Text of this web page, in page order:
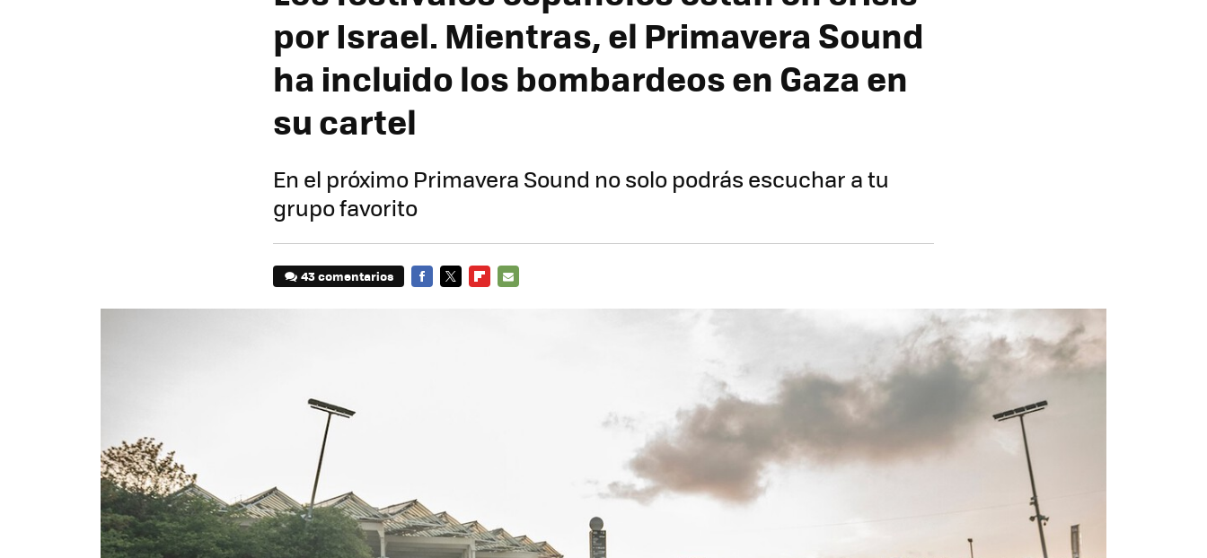
por Israel. Mientras, el Primavera Sound
ha incluido los bombardeos en Gaza en
su cartel
En el próximo Primavera Sound no solo podrás escuchar a tu
grupo favorito
43 comentarios